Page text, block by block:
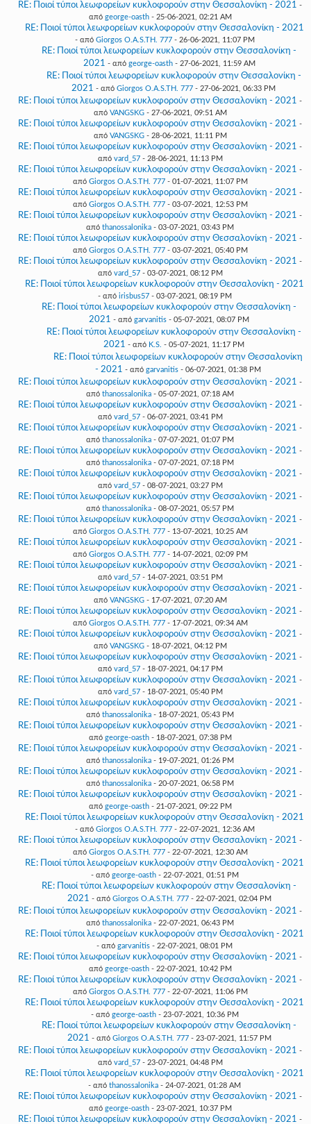
RE: Ποιοί τύποι λεωφορείων κυκλοφορούν στην Θεσσαλονίκη - 2021 -
από george-oasth- 25-06-2021, 02:21 AM
RE: Ποιοί τύποι λεωφορείων κυκλοφορούν στην Θεσσαλονίκη - 2021
- από Giorgos O.A.S.TH. 777- 26-06-2021, 11:07 PM
RE: Ποιοί τύποι λεωφορείων κυκλοφορούν στην Θεσσαλονίκη -
2021 - από george-oasth- 27-06-2021, 11:59 AM
RE: Ποιοί τύποι λεωφορείων κυκλοφορούν στην Θεσσαλονίκη -
2021 - από Giorgos O.A.S.TH. 777 - 27-06-2021, 06:33 PM
RE: Ποιοί τύποι λεωφορείων κυκλοφορούν στην Θεσσαλονίκη - 2021 -
από VANGSKG- 27-06-2021, 09:51 AM
RE: Ποιοί τύποι λεωφορείων κυκλοφορούν στην Θεσσαλονίκη - 2021 -
από VANGSKG- 28-06-2021, 11:11 PM
RE: Ποιοί τύποι λεωφορείων κυκλοφορούν στην Θεσσαλονίκη - 2021 -
από vard_57- 28-06-2021, 11:13 PM
RE: Ποιοί τύποι λεωφορείων κυκλοφορούν στην Θεσσαλονίκη - 2021 -
από Giorgos O.A.S.TH. 777- 01-07-2021, 11:07 PM
RE: Ποιοί τύποι λεωφορείων κυκλοφορούν στην Θεσσαλονίκη - 2021 -
από Giorgos O.A.S.TH. 777- 03-07-2021, 12:53 PM
RE: Ποιοί τύποι λεωφορείων κυκλοφορούν στην Θεσσαλονίκη - 2021 -
από thanossalonika - 03-07-2021, 03:43 PM
RE: Ποιοί τύποι λεωφορείων κυκλοφορούν στην Θεσσαλονίκη - 2021 -
από Giorgos O.A.S.TH. 777- 03-07-2021, 05:40 PM
RE: Ποιοί τύποι λεωφορείων κυκλοφορούν στην Θεσσαλονίκη - 2021 -
από vard_57- 03-07-2021, 08:12 PM
RE: Ποιοί τύποι λεωφορείων κυκλοφορούν στην Θεσσαλονίκη - 2021
- από irisbus57- 03-07-2021, 08:19 PM
RE: Ποιοί τύποι λεωφορείων κυκλοφορούν στην Θεσσαλονίκη -
2021 - από garvanitis - 05-07-2021, 08:07 PM
RE: Ποιοί τύποι λεωφορείων κυκλοφορούν στην Θεσσαλονίκη -
2021 - από K.S. - 05-07-2021, 11:17 PM
RE: Ποιοί τύποι λεωφορείων κυκλοφορούν στην Θεσσαλονίκη
- 2021 - από garvanitis - 06-07-2021, 01:38 PM
RE: Ποιοί τύποι λεωφορείων κυκλοφορούν στην Θεσσαλονίκη - 2021 -
από thanossalonika - 05-07-2021, 07:18 AM
RE: Ποιοί τύποι λεωφορείων κυκλοφορούν στην Θεσσαλονίκη - 2021 -
από vard_57- 06-07-2021, 03:41 PM
RE: Ποιοί τύποι λεωφορείων κυκλοφορούν στην Θεσσαλονίκη - 2021 -
από thanossalonika - 07-07-2021, 01:07 PM
RE: Ποιοί τύποι λεωφορείων κυκλοφορούν στην Θεσσαλονίκη - 2021 -
από thanossalonika - 07-07-2021, 07:18 PM
RE: Ποιοί τύποι λεωφορείων κυκλοφορούν στην Θεσσαλονίκη - 2021 -
από vard_57- 08-07-2021, 03:27 PM
RE: Ποιοί τύποι λεωφορείων κυκλοφορούν στην Θεσσαλονίκη - 2021 -
από thanossalonika - 08-07-2021, 05:57 PM
RE: Ποιοί τύποι λεωφορείων κυκλοφορούν στην Θεσσαλονίκη - 2021 -
από Giorgos O.A.S.TH. 777- 13-07-2021, 10:25 AM
RE: Ποιοί τύποι λεωφορείων κυκλοφορούν στην Θεσσαλονίκη - 2021 -
από Giorgos O.A.S.TH. 777- 14-07-2021, 02:09 PM
RE: Ποιοί τύποι λεωφορείων κυκλοφορούν στην Θεσσαλονίκη - 2021 -
από vard_57- 14-07-2021, 03:51 PM
RE: Ποιοί τύποι λεωφορείων κυκλοφορούν στην Θεσσαλονίκη - 2021 -
από VANGSKG- 17-07-2021, 07:20 AM
RE: Ποιοί τύποι λεωφορείων κυκλοφορούν στην Θεσσαλονίκη - 2021 -
από Giorgos O.A.S.TH. 777- 17-07-2021, 09:34 AM
RE: Ποιοί τύποι λεωφορείων κυκλοφορούν στην Θεσσαλονίκη - 2021 -
από VANGSKG- 18-07-2021, 04:12 PM
RE: Ποιοί τύποι λεωφορείων κυκλοφορούν στην Θεσσαλονίκη - 2021 -
από vard_57- 18-07-2021, 04:17 PM
RE: Ποιοί τύποι λεωφορείων κυκλοφορούν στην Θεσσαλονίκη - 2021 -
από vard_57- 18-07-2021, 05:40 PM
RE: Ποιοί τύποι λεωφορείων κυκλοφορούν στην Θεσσαλονίκη - 2021 -
από thanossalonika - 18-07-2021, 05:43 PM
RE: Ποιοί τύποι λεωφορείων κυκλοφορούν στην Θεσσαλονίκη - 2021 -
από george-oasth- 18-07-2021, 07:38 PM
RE: Ποιοί τύποι λεωφορείων κυκλοφορούν στην Θεσσαλονίκη - 2021 -
από thanossalonika - 19-07-2021, 01:26 PM
RE: Ποιοί τύποι λεωφορείων κυκλοφορούν στην Θεσσαλονίκη - 2021 -
από thanossalonika - 20-07-2021, 06:58 PM
RE: Ποιοί τύποι λεωφορείων κυκλοφορούν στην Θεσσαλονίκη - 2021 -
από george-oasth- 21-07-2021, 09:22 PM
RE: Ποιοί τύποι λεωφορείων κυκλοφορούν στην Θεσσαλονίκη - 2021
- από Giorgos O.A.S.TH. 777- 22-07-2021, 12:36 AM
RE: Ποιοί τύποι λεωφορείων κυκλοφορούν στην Θεσσαλονίκη - 2021 -
από Giorgos O.A.S.TH. 777- 22-07-2021, 12:30 AM
RE: Ποιοί τύποι λεωφορείων κυκλοφορούν στην Θεσσαλονίκη - 2021
- από george-oasth- 22-07-2021, 01:51 PM
RE: Ποιοί τύποι λεωφορείων κυκλοφορούν στην Θεσσαλονίκη -
2021 - από Giorgos O.A.S.TH. 777- 22-07-2021, 02:04 PM
RE: Ποιοί τύποι λεωφορείων κυκλοφορούν στην Θεσσαλονίκη - 2021 -
από thanossalonika - 22-07-2021, 06:43 PM
RE: Ποιοί τύποι λεωφορείων κυκλοφορούν στην Θεσσαλονίκη - 2021
- από garvanitis - 22-07-2021, 08:01 PM
RE: Ποιοί τύποι λεωφορείων κυκλοφορούν στην Θεσσαλονίκη - 2021 -
από george-oasth- 22-07-2021, 10:42 PM
RE: Ποιοί τύποι λεωφορείων κυκλοφορούν στην Θεσσαλονίκη - 2021 -
από Giorgos O.A.S.TH. 777- 22-07-2021, 11:06 PM
RE: Ποιοί τύποι λεωφορείων κυκλοφορούν στην Θεσσαλονίκη - 2021
- από george-oasth- 23-07-2021, 10:36 PM
RE: Ποιοί τύποι λεωφορείων κυκλοφορούν στην Θεσσαλονίκη -
2021 - από Giorgos O.A.S.TH. 777- 23-07-2021, 11:57 PM
RE: Ποιοί τύποι λεωφορείων κυκλοφορούν στην Θεσσαλονίκη - 2021 -
από vard_57- 23-07-2021, 04:48 PM
RE: Ποιοί τύποι λεωφορείων κυκλοφορούν στην Θεσσαλονίκη - 2021
- από thanossalonika - 24-07-2021, 01:28 AM
RE: Ποιοί τύποι λεωφορείων κυκλοφορούν στην Θεσσαλονίκη - 2021 -
από george-oasth- 23-07-2021, 10:37 PM
RE: Ποιοί τύποι λεωφορείων κυκλοφορούν στην Θεσσαλονίκη - 2021 -